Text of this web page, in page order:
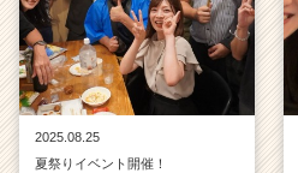
2025.08.25
夏祭りイベント開催！